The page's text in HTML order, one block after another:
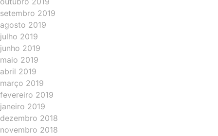
setembro 2019
agosto 2019
julho 2019
junho 2019
maio 2019
abril 2019
março 2019
fevereiro 2019
janeiro 2019
dezembro 2018
novembro 2018